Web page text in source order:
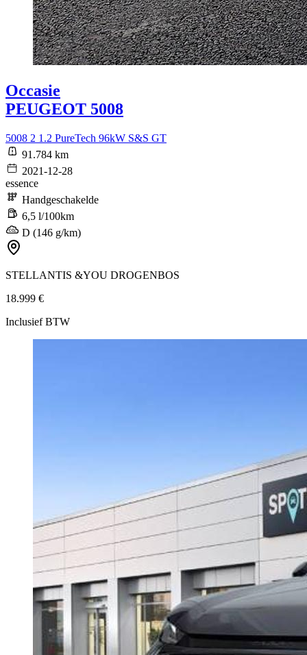
Occasie
PEUGEOT 5008
5008 2 1.2 PureTech 96kW S&S GT
91.784 km
2021-12-28
essence
Handgeschakelde
6,5 l/100km
D (146 g/km)
STELLANTIS &YOU DROGENBOS
18.999 €
Inclusief BTW